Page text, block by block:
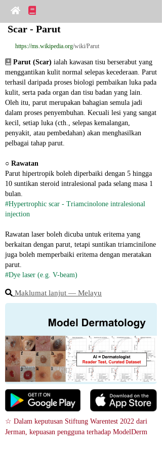
Scar - Parut
https://ms.wikipedia.org/wiki/Parut
Parut (Scar) ialah kawasan tisu berserabut yang
menggantikan kulit normal selepas kecederaan. Parut
terhasil daripada proses biologi pembaikan luka pada
kulit, serta pada organ dan tisu badan yang lain.
Oleh itu, parut merupakan bahagian semula jadi
dalam proses penyembuhan. Kecuali lesi yang sangat
kecil, setiap luka (cth., selepas kemalangan,
penyakit, atau pembedahan) akan menghasilkan
pelbagai tahap parut.
○ Rawatan
Parut hipertropik boleh diperbaiki dengan 5 hingga
10 suntikan steroid intralesional pada selang masa 1
bulan.
#Hypertrophic scar - Triamcinolone intralesional
injection
Rawatan laser boleh dicuba untuk eritema yang
berkaitan dengan parut, tetapi suntikan triamcinilone
juga boleh memperbaiki eritema dengan meratakan
parut.
#Dye laser (e.g. V-beam)
Maklumat lanjut ― Melayu
☆ Dalam keputusan Stiftung Warentest 2022 dari
Jerman, kepuasan pengguna terhadap ModelDerm